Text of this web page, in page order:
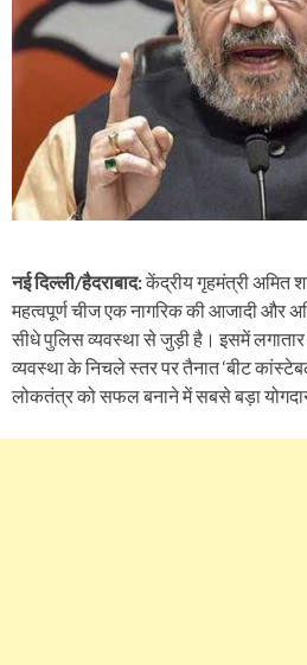
नई दिल्ली/हैदराबाद:केंद्रीय गृहमंत्री अमित
महत्वपूर्ण चीज एक नागरिक की आजादी और
सीधे पुलिस व्यवस्था से जुड़ी है। इसमें
व्यवस्था के निचले स्तर पर तैनात ‘बीट
लोकतंत्र को सफल बनाने में सबसे बड़ा